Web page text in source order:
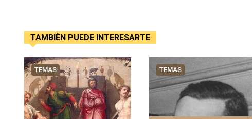
TAMBIÈN PUEDE INTERESARTE
TEMAS TEMAS